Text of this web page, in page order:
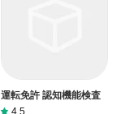
運転免許 認知機能検査
4.5